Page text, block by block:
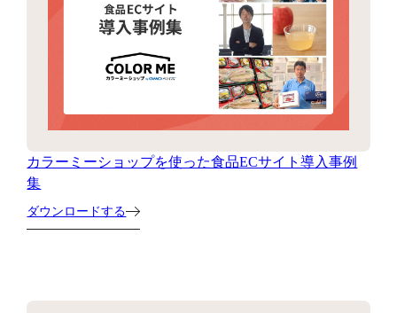
カラーミーショップを使った食品ECサイト導入事例
集
ダウンロードする